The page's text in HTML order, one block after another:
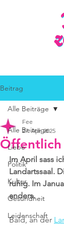
Beitrag
Alle Beiträge
Liebe
Politik
Kultur
Gesundheit
Leidenschaft
Alle Beiträge
Fee
27. Apr. 2025
Im April sass
Landartssaal.
ruhig. Im
anders.
Bald, an der